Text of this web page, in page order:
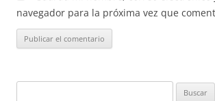
navegador para la próxima vez que